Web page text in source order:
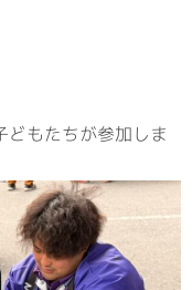
どもたちが参加しま